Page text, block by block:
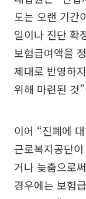
도는 오랜 기간
일이나 진단 확
보험급여액을
제대로 반영하
위해 마련된 것
이어 “진폐에
근로복지공단
거나 늦춤으로
경우에는 보험